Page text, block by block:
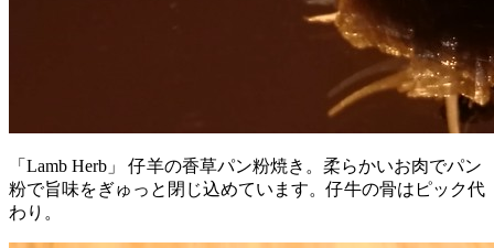
「Lamb Herb」 仔羊の香草パン粉焼き。柔らかいお肉でパン
粉で旨味をぎゅっと閉じ込めています。仔牛の骨はピック代
わり。